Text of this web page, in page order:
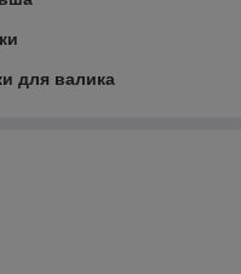
для валика